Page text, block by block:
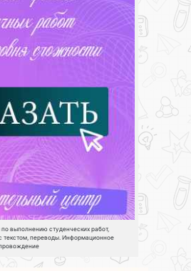
выполнению студенческих работ,
текстом, переводы. Информационное